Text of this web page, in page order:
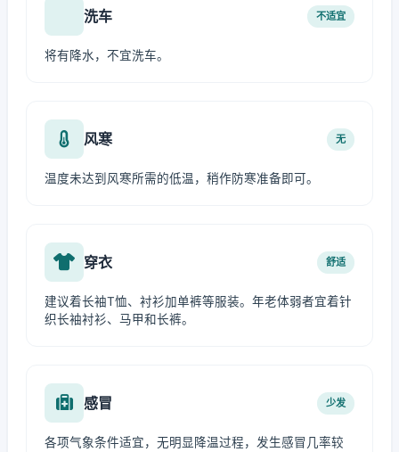
洗车 不适宜
将有降水，不宜洗车。
风寒 无
温度未达到风寒所需的低温，稍作防寒准备即可。
穿衣 舒适
建议着长袖T恤、衬衫加单裤等服装。年老体弱者宜着针
织长袖衬衫、马甲和长裤。
感冒 少发
各项气象条件适宜，无明显降温过程，发生感冒几率较